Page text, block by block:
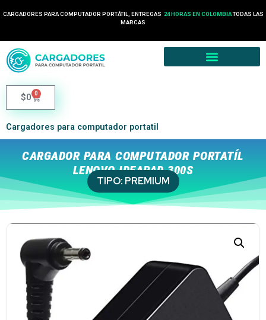
CARGADORES PARA COMPUTADOR PORTÁTIL, ENTREGAS 24 HORAS EN COLOMBIATODAS LAS
MARCAS
$0 0
Cargadores para computador portatil
CARGADOR PARA COMPUTADOR PORTATÍL
LENOVO IDEAPAD 300S
TIPO: PREMIUM